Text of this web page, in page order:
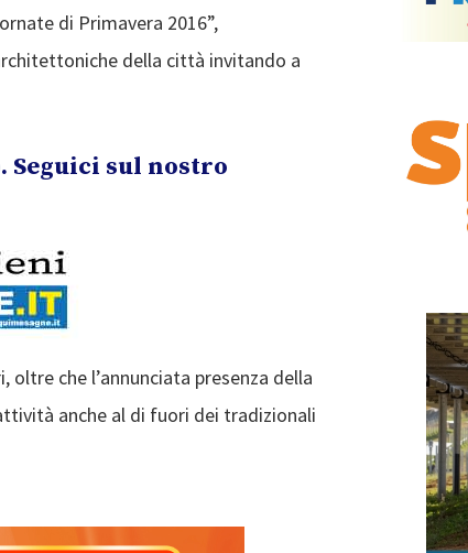
di Primavera 2016”,
della città invitando a
Seguici sul nostro
che l’annunciata presenza della
anche al di fuori dei tradizionali